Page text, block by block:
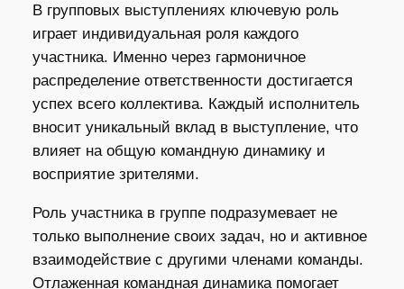
В групповых выступлениях ключевую роль
играет индивидуальная роля каждого
участника. Именно через гармоничное
распределение ответственности достигается
успех всего коллектива. Каждый исполнитель
вносит уникальный вклад в выступление, что
влияет на общую командную динамику и
восприятие зрителями.
Роль участника в группе подразумевает не
только выполнение своих задач, но и активное
взаимодействие с другими членами команды.
Отлаженная командная динамика помогает